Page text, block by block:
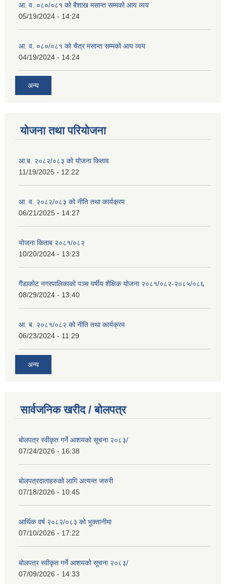
आ. व. ०८०/०८१ को बैशाख मसान्त सम्मको आय व्यय
05/19/2024 - 14:24
आ. व. ०८०/०८१ को चैत्र मसान्त सम्मको आय व्यय
04/19/2024 - 14:24
अन्य
योजना तथा परियोजना
आ.ब. २०८२/०८३ को योजना किताव
11/19/2025 - 12:22
आ. व. २०८२/०८३ को नीति तथा कार्यक्रम
06/21/2025 - 14:27
योजना किताब २०८१/०८२
10/20/2024 - 13:23
गैंडाकोट नगरपालिकाको पञ्च वर्षीय शैक्षिक योजना २०८१/०८२-२०८५/०८६
08/29/2024 - 13:40
आ. ब. २०८१/०८२ को नीति तथा कार्यक्रम
06/23/2024 - 11:29
अन्य
सार्वजनिक खरीद / बोलपत्र
बोलपत्र स्वीकृत गर्ने आशयको सूचना २०८३/
07/24/2026 - 16:38
बोलपत्रदाताहरुको लागि अत्यन्त जरुरी
07/18/2026 - 10:45
आर्थिक वर्ष २०८२/०८३ को भुक्तानीमा
07/10/2026 - 17:22
बोलपत्र स्वीकृत गर्ने आशयको सूचना २०८३/
07/09/2026 - 14:33